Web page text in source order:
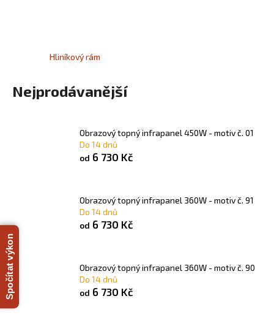
Hliníkový rám
Nejprodávanější
Obrazový topný infrapanel 450W - motiv č. 01
Do 14 dnů
od 6 730 Kč
Obrazový topný infrapanel 360W - motiv č. 91
Do 14 dnů
od 6 730 Kč
Obrazový topný infrapanel 360W - motiv č. 90
Do 14 dnů
od 6 730 Kč
í
D
o
p
o
r
u
Spočítat výkon